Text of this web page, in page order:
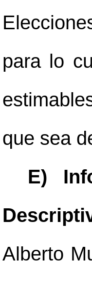
para lo
que sea
E)
Alberto